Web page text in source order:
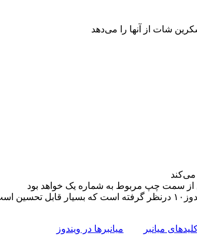
میانبر میانبرها در ویندوز